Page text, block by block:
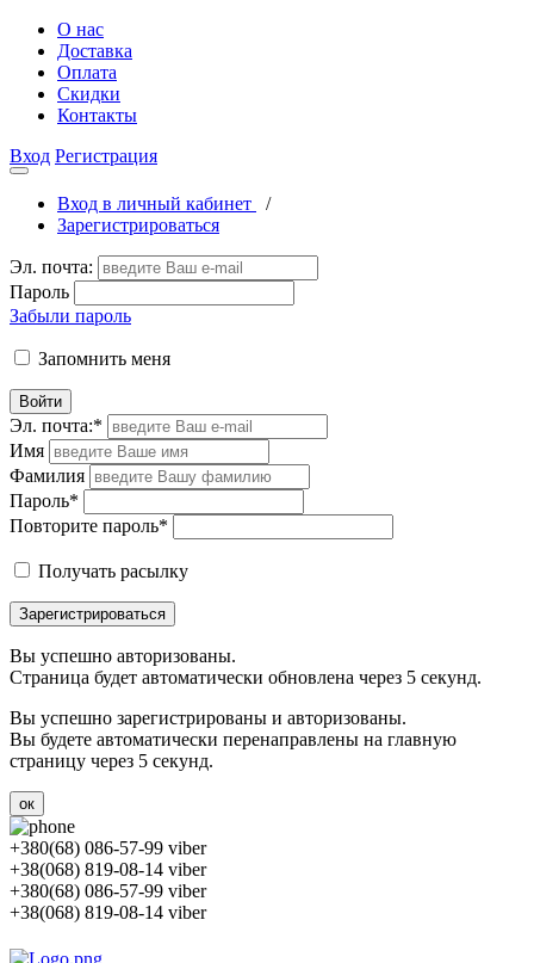
О нас
Доставка
Оплата
Скидки
Контакты
Вход Регистрация
Вход в личный кабинет
/
Зарегистрироваться
Эл. почта:
Пароль
Забыли пароль
Запомнить меня
Войти
Эл. почта:*
Имя
Фамилия
Пароль*
Повторите пароль*
Получать расылку
Зарегистрироваться
Вы успешно авторизованы.
Страница будет автоматически обновлена через 5 секунд.
Вы успешно зарегистрированы и авторизованы.
Вы будете автоматически перенаправлены на главную
страницу через 5 секунд.
ок
+380(68) 086-57-99 viber
+38(068) 819-08-14 viber
+380(68) 086-57-99 viber
+38(068) 819-08-14 viber